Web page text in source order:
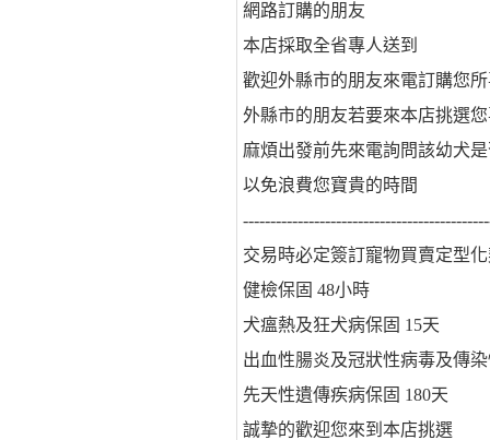
網路訂購的朋友
本店採取全省專人送到
歡迎外縣市的朋友來電訂購您
外縣市的朋友若要來本店挑選
麻煩出發前先來電詢問該幼犬
以免浪費您寶貴的時間
交易時必定簽訂寵物買賣定型
健檢保固 48小時
犬瘟熱及狂犬病保固 15天
出血性腸炎及冠狀性病毒及傳
先天性遺傳疾病保固 180天
誠摯的歡迎您來到本店挑選